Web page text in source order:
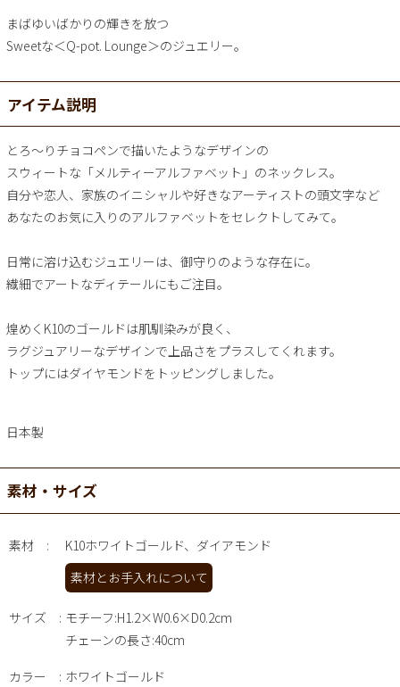
まばゆいばかりの輝きを放つ
Sweetな＜Q-pot. Lounge＞のジュエリー。
アイテム説明
とろ～りチョコペンで描いたようなデザインの
スウィートな「メルティーアルファベット」のネックレス。
自分や恋人、家族のイニシャルや好きなアーティストの頭文字など
あなたのお気に入りのアルファベットをセレクトしてみて。
日常に溶け込むジュエリーは、御守りのような存在に。
繊細でアートなディテールにもご注目。
煌めくK10のゴールドは肌馴染みが良く、
ラグジュアリーなデザインで上品さをプラスしてくれます。
トップにはダイヤモンドをトッピングしました。
日本製
素材・サイズ
素材
K10ホワイトゴールド、ダイアモンド
素材とお手入れについて
サイズ
モチーフ:H1.2×W0.6×D0.2cm
チェーンの長さ:40cm
カラー ホワイトゴールド